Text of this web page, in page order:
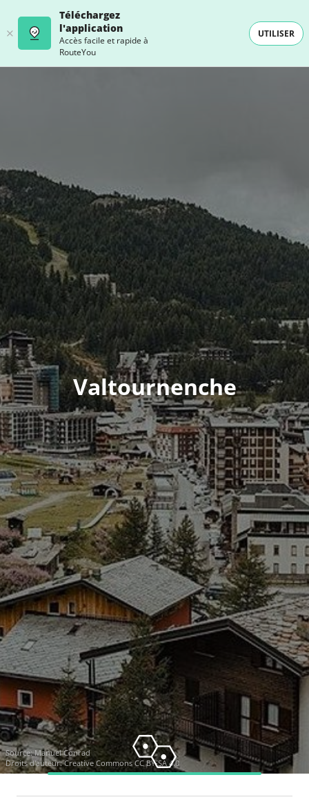
Téléchargez
l'application
Accès facile et rapide à
RouteYou
UTILISER
Valtournenche
Source:Manuel Conrad
Droits d'auteur:Creative Commons CC BY-SA 4.0